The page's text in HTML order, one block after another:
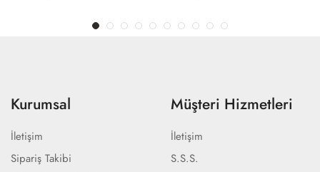
Kurumsal
İletişim
Sipariş Takibi
Müşteri Hizmetleri
İletişim
S.S.S.